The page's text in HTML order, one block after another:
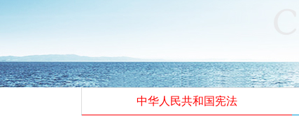
中华人民共和国宪法